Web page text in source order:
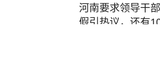
河南要求领导干
假引热议，还有